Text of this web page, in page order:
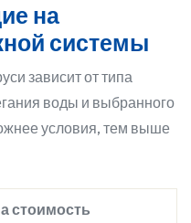
на
системы
зависит от типа
воды и выбранного
условия, тем выше
стоимость